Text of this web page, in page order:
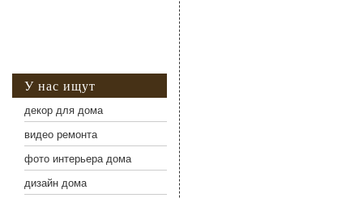
У нас ищут
декор для дома
видео ремонта
фото интерьера дома
дизайн дома